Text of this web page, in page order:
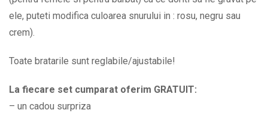
ele, puteti modifica culoarea snurului in : rosu, negru sau
crem).
Toate bratarile sunt reglabile/ajustabile!
La fiecare set cumparat oferim GRATUIT:
– un cadou surpriza